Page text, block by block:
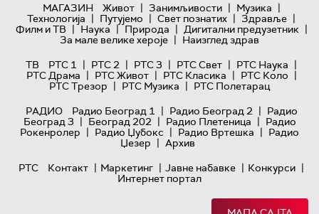
МАГАЗИН
Живот | Занимљивости | Музика |
Технологијa | Путујемо | Свет познатих | Здравље |
Филм и ТВ | Наука | Природа | Дигитални предузетник |
За мале велике хероје | Наизглед здрав
ТВ
РТС 1 | РТС 2 | РТС 3 | РТС Свет | РТС Наука |
РТС Драма | РТС Живот | РТС Класика | РТС Коло |
РТС Трезор | РТС Музика | РТС Полетарац
РАДИО
Радио Београд 1 | Радио Београд 2 | Радио
Београд 3 | Београд 202 | Радио Плетеница | Радио
Рокенролер | Радио Џубокс | Радио Вртешка | Радио
Џезер | Архив
РТС
Контакт | Маркетинг | Јавне набавке | Конкурси |
Интернет портал